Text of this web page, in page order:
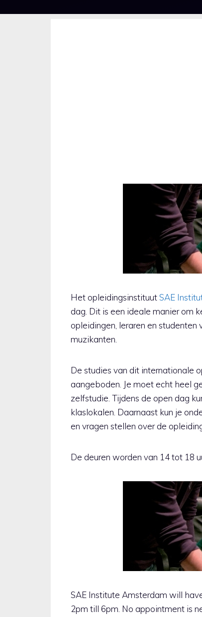
Het opleidingsinstituutSAE
dag. Dit is een ideale manier om
opleidingen, leraren en studenten
muzikanten.
De studies van dit internationale
aangeboden. Je moet echt heel
zelfstudie. Tijdens de open dag
klaslokalen. Daarnaast kun je
en vragen stellen over de
De deuren worden van 14 tot 18
SAE Institute Amsterdam will
2pm till 6pm. No appointment is